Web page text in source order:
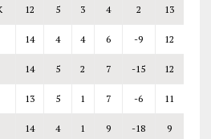
12 5 3 4 2 13
14 4 4 6 -9 12
14 5 2 7 -15 12
13 5 1 7 -6 11
14 4 1 9 -18 9